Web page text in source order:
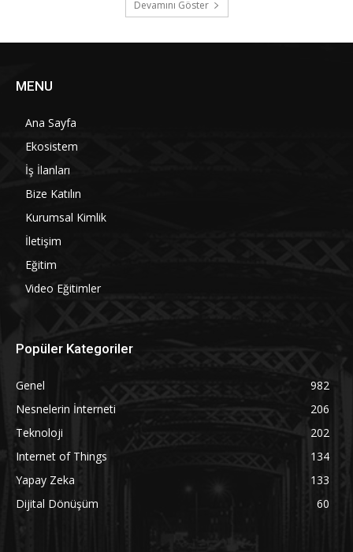
Devamını Göster
MENU
Ana Sayfa
Ekosistem
İş İlanları
Bize Katılın
Kurumsal Kimlik
İletişim
Eğitim
Video Eğitimler
Popüler Kategoriler
Genel
982
Nesnelerin İnterneti
206
Teknoloji
202
Internet of Things
134
Yapay Zeka
133
Dijital Dönüşüm
60